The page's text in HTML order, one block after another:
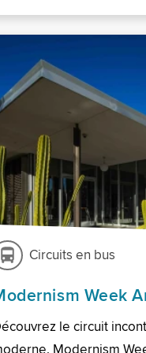
Circuits en bus
Week
le circuit
Modernism